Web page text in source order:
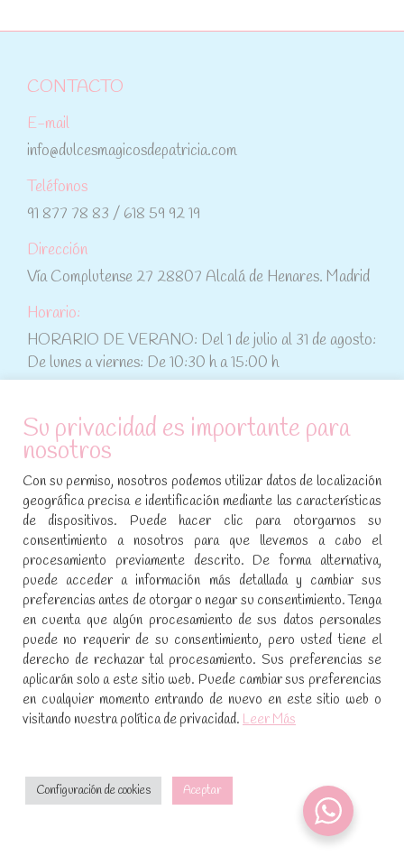
CONTACTO
E-mail
info@dulcesmagicosdepatricia.com
Teléfonos
91 877 78 83 / 618 59 92 19
Dirección
Vía Complutense 27 28807 Alcalá de Henares. Madrid
Horario:
HORARIO DE VERANO: Del 1 de julio al 31 de agosto:
De lunes a viernes: De 10:30 h a 15:00 h
ATENCIÓN AL CLIENTE
Condiciones de compra
Aviso legal y política de privacidad
Política de cookies
SÍGUENOS EN REDES SOCIALES
Encuéntranos en:
Facebook
page
opens
in
new
YouTube
page
opens
in
new
Instagram
page
opens
in
new
No te pierdas las promociones y novedades, suscríbete a
nuestra newsletter:
Su privacidad es importante para
nosotros
Con su permiso, nosotros podemos utilizar datos de localización
geográfica precisa e identificación mediante las características
de dispositivos. Puede hacer clic para otorgarnos su
consentimiento a nosotros para que llevemos a cabo el
procesamiento previamente descrito. De forma alternativa,
puede acceder a información más detallada y cambiar sus
preferencias antes de otorgar o negar su consentimiento. Tenga
en cuenta que algún procesamiento de sus datos personales
puede no requerir de su consentimiento, pero usted tiene el
derecho de rechazar tal procesamiento. Sus preferencias se
aplicarán solo a este sitio web. Puede cambiar sus preferencias
en cualquier momento entrando de nuevo en este sitio web o
visitando nuestra política de privacidad. Leer Más
Configuración de cookies Aceptar